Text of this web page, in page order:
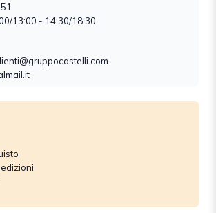
13:00 - 14:30/18:30